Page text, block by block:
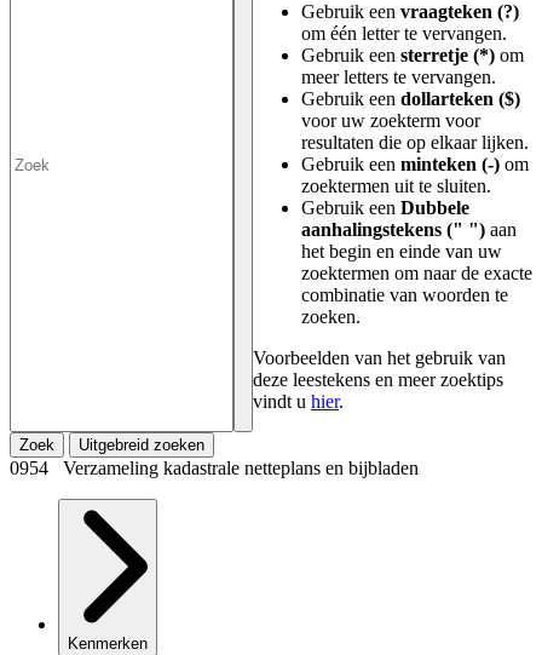
Gebruik een vraagteken (?)
om één letter te vervangen.
Gebruik een sterretje (*) om
meer letters te vervangen.
Gebruik een dollarteken ($)
voor uw zoekterm voor
resultaten die op elkaar lijken.
Gebruik een minteken (-) om
zoektermen uit te sluiten.
Gebruik een Dubbele
aanhalingstekens (" ") aan
het begin en einde van uw
zoektermen om naar de exacte
combinatie van woorden te
zoeken.
Voorbeelden van het gebruik van
deze leestekens en meer zoektips
vindt u hier.
Zoek Uitgebreid zoeken
0954 Verzameling kadastrale netteplans en bijbladen
Kenmerken